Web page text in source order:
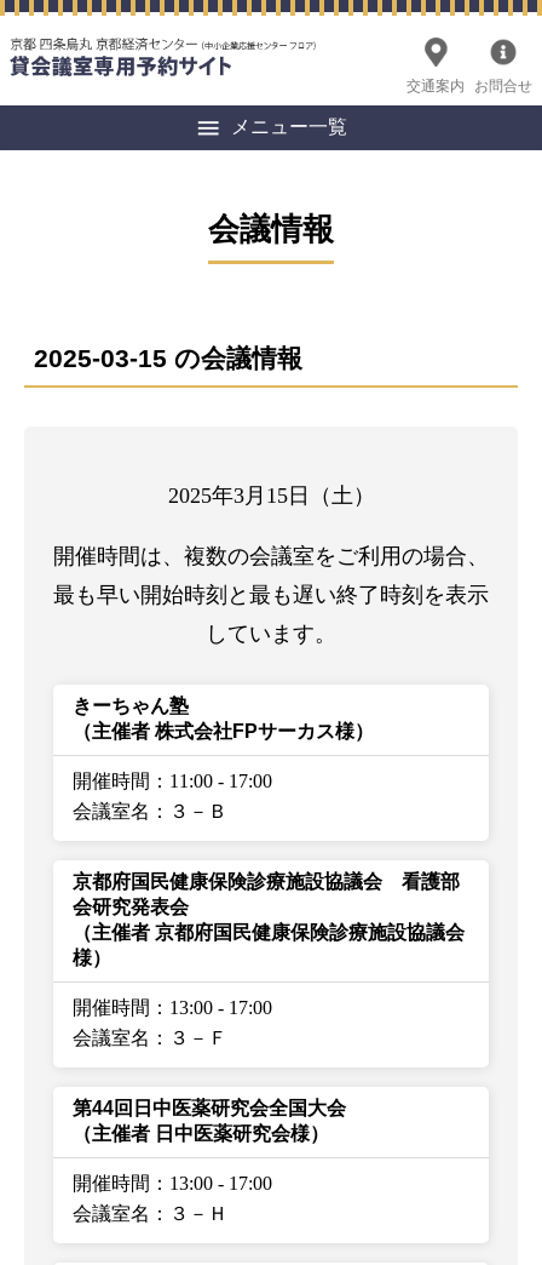
交通案内 お問合せ
メニュー一覧
会議情報
2025-03-15 の会議情報
2025年3月15日（土）
開催時間は、複数の会議室をご利用の場合、
最も早い開始時刻と最も遅い終了時刻を表示
しています。
きーちゃん塾
（主催者 株式会社FPサーカス様）
開催時間：11:00 - 17:00
会議室名：３－Ｂ
京都府国民健康保険診療施設協議会 看護部
会研究発表会
（主催者 京都府国民健康保険診療施設協議会
様）
開催時間：13:00 - 17:00
会議室名：３－Ｆ
第44回日中医薬研究会全国大会
（主催者 日中医薬研究会様）
開催時間：13:00 - 17:00
会議室名：３－Ｈ